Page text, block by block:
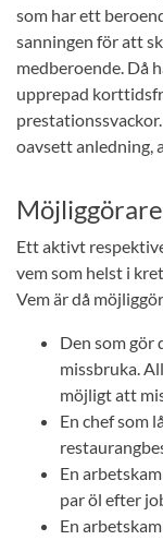
som har ett
sanningen för att
medberoende. Då
upprepad
oavsett anledning,
Möjliggörare
Ett aktivt
vem som helst i
Vem är då
Den som
missbruka.
möjligt att
En chef som
En
par öl efter
En